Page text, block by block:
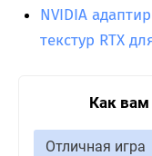
NVIDIA
текстур RTX
Как вам
Отличная игра